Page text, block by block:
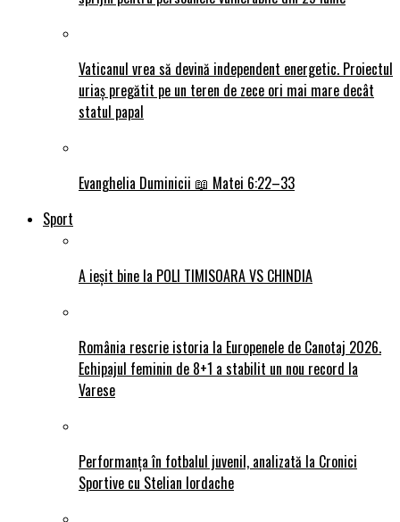
Vaticanul vrea să devină independent energetic. Proiectul
uriaș pregătit pe un teren de zece ori mai mare decât
statul papal
Evanghelia Duminicii 📖 Matei 6:22–33
Sport
A ieșit bine la POLI TIMISOARA VS CHINDIA
România rescrie istoria la Europenele de Canotaj 2026.
Echipajul feminin de 8+1 a stabilit un nou record la
Varese
Performanța în fotbalul juvenil, analizată la Cronici
Sportive cu Stelian Iordache